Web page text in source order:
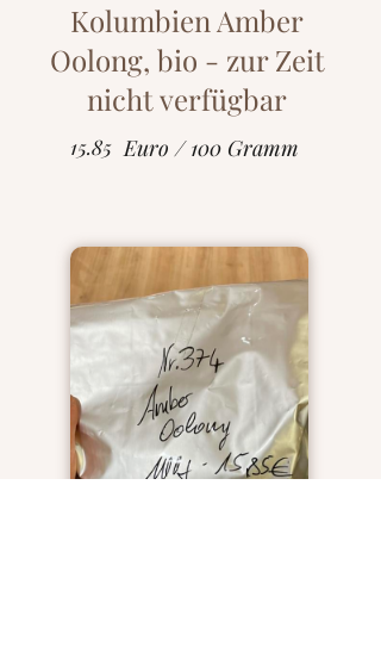
Kolumbien Amber
Oolong, bio - zur Zeit
nicht verfügbar
15.85 Euro / 100 Gramm